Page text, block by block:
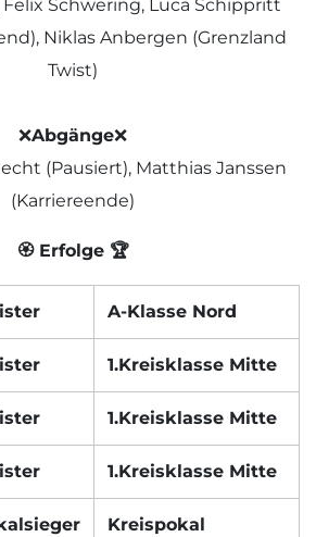
Schwering, Luca Schippritt
Niklas Anbergen (Grenzland
Twist)
❌Abgänge❌
(Pausiert), Matthias Janssen
(Karriereende)
🏵 Erfolge 🏆
A-Klasse Nord
1.Kreisklasse Mitte
1.Kreisklasse Mitte
1.Kreisklasse Mitte
Kreispokal